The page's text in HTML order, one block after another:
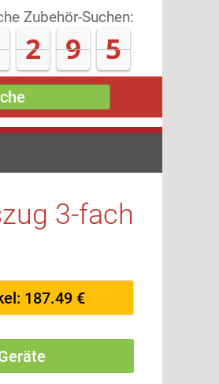
Zubehör-Suchen:
3 0 7
3-fach
187.49 €